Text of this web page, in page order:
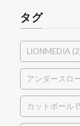
タグ
LIONMEDIA
アンダースロ
カットボール